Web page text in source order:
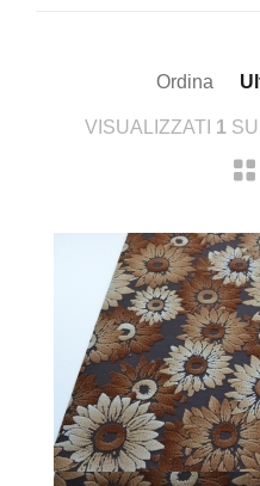
Ordina
VISUALIZZATI 1 SU